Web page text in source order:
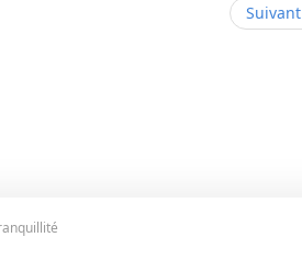
Suivant